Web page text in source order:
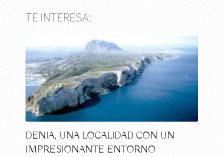
TE INTERESA:
DENIA, UNA LOCALIDAD CON UN
IMPRESIONANTE ENTORNO